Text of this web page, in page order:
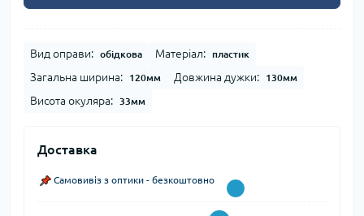
Вид оправи: обідкова Матеріал: пластик
Загальна ширина: 120мм Довжина дужки: 130мм
Висота окуляра: 33мм
Доставка
Самовивіз з оптики - безкоштовно